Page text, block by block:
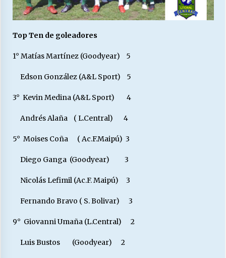
Top Ten de goleadores
1° Matías Martínez (Goodyear) 5
Edson González (A&L Sport) 5
3° Kevin Medina (A&L Sport) 4
Andrés Alaña ( L.Central) 4
5° Moises Coña ( Ac.F.Maipú) 3
Diego Ganga (Goodyear) 3
Nicolás Lefimil (Ac.F. Maipú) 3
Fernando Bravo ( S. Bolivar) 3
9° Giovanni Umaña (L.Central) 2
Luis Bustos (Goodyear) 2